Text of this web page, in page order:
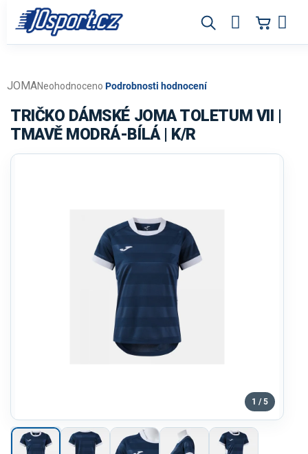
obsah
Průměrné
produktu
je
0,0
Neohodnoceno Podrobnosti hodnocení
JOMA
TRIČKO DÁMSKÉ JOMA TOLETUM VII |
TMAVĚ MODRÁ-BÍLÁ | K/R
1 / 5